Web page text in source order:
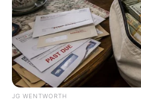
ดวงรายวัน 12 กันยายน 2565
JG WENTWORTH